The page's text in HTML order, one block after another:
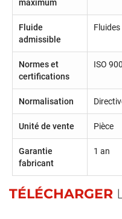
maximum
Fluide
admissible
Normes et
certifications
ISO
Normalisation
Unité de vente Pièce
Garantie
fabricant
1 an
TÉLÉCHARGER